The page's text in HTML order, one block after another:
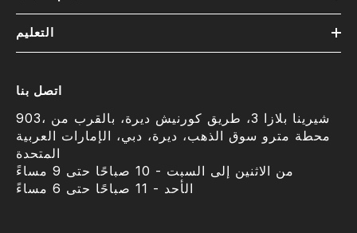
التعليم
اتصل بنا
903، شيرينا بلازا 3، طريق كورنيش ديرة، بالقرب من
محطة مترو سوق الذهب، ديرة، دبي، الإمارات العربية
المتحدة
من الاثنين إلى السبت - 10 صباحًا حتى 9 مساءً
الأحد - 11 صباحًا حتى 6 مساءً